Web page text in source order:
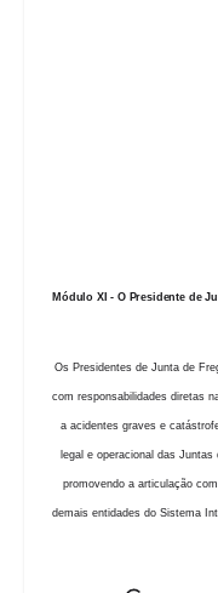
Módulo XI - O Presidente de
Os Presidentes de Junta de
com responsabilidades diretas
a acidentes graves e
legal e operacional das
promovendo a articulação
demais entidades do Sistema